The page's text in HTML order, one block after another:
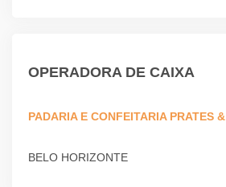
OPERADORA DE CAIXA
PADARIA E CONFEITARIA PRATES &
BELO HORIZONTE